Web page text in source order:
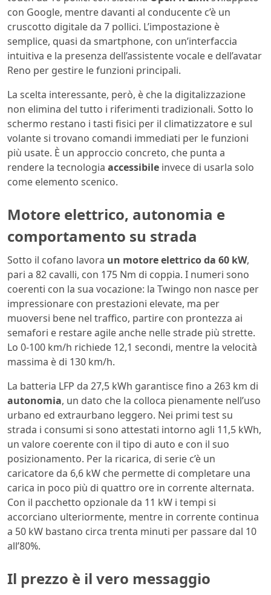
con Google, mentre davanti al conducente c’è un
cruscotto digitale da 7 pollici. L’impostazione è
semplice, quasi da smartphone, con un’interfaccia
intuitiva e la presenza dell’assistente vocale e dell’avatar
Reno per gestire le funzioni principali.
La scelta interessante, però, è che la digitalizzazione
non elimina del tutto i riferimenti tradizionali. Sotto lo
schermo restano i tasti fisici per il climatizzatore e sul
volante si trovano comandi immediati per le funzioni
più usate. È un approccio concreto, che punta a
rendere la tecnologia accessibile invece di usarla solo
come elemento scenico.
Motore elettrico, autonomia e
comportamento su strada
Sotto il cofano lavora un motore elettrico da 60 kW,
pari a 82 cavalli, con 175 Nm di coppia. I numeri sono
coerenti con la sua vocazione: la Twingo non nasce per
impressionare con prestazioni elevate, ma per
muoversi bene nel traffico, partire con prontezza ai
semafori e restare agile anche nelle strade più strette.
Lo 0-100 km/h richiede 12,1 secondi, mentre la velocità
massima è di 130 km/h.
La batteria LFP da 27,5 kWh garantisce fino a 263 km di
autonomia, un dato che la colloca pienamente nell’uso
urbano ed extraurbano leggero. Nei primi test su
strada i consumi si sono attestati intorno agli 11,5 kWh,
un valore coerente con il tipo di auto e con il suo
posizionamento. Per la ricarica, di serie c’è un
caricatore da 6,6 kW che permette di completare una
carica in poco più di quattro ore in corrente alternata.
Con il pacchetto opzionale da 11 kW i tempi si
accorciano ulteriormente, mentre in corrente continua
a 50 kW bastano circa trenta minuti per passare dal 10
all’80%.
Il prezzo è il vero messaggio